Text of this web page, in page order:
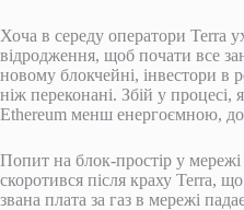
Хоча в середу оператори Terra
відродження, щоб почати все
новому блокчейні, інвестори
ніж переконані. Збій у
Ethereum менш енергоємною,
Попит на блок-простір у
скоротився після краху Terra,
звана плата за газ в мережі